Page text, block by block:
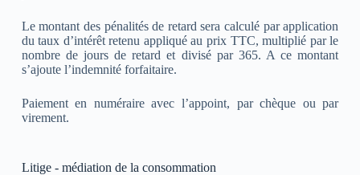
Le montant des pénalités de retard sera calculé par application
du taux d’intérêt retenu appliqué au prix TTC, multiplié par le
nombre de jours de retard et divisé par 365. A ce montant
s’ajoute l’indemnité forfaitaire.
Paiement en numéraire avec l’appoint, par chèque ou par
virement.
Litige - médiation de la consommation